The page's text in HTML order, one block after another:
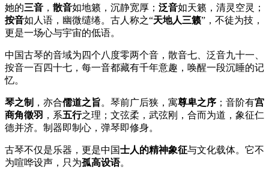
她的三音 ， 散音如地籁，沉静宽厚； 泛音如天籁，清灵空灵；
按音如人语，幽微缱绻。古人称之“天地人三籁”，不徒为技，
更是一场心与宇宙的低语。
中国古琴的音域为四个八度零两个音，散音七、泛音九十一、
按音一百四十七，每一音都藏有千年意趣，唤醒一段沉睡的记
忆。
琴之制 ，亦合儒道之旨。琴前广后狭，寓尊卑之序 ；音阶有宫
商角徵羽 ，系五行之理；文弦柔，武弦刚，合而为道，象征仁
德并济。制器即制心，弹琴即修身。
古琴不仅是乐器，更是中国士人的精神象征与文化载体。它不
为喧哗设声，只为孤高设语。